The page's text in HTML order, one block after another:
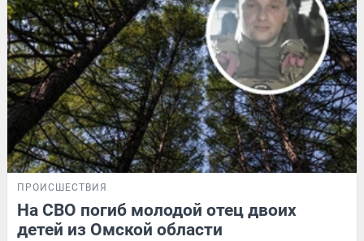
ПРОИСШЕСТВИЯ
На СВО погиб молодой отец двоих
детей из Омской области